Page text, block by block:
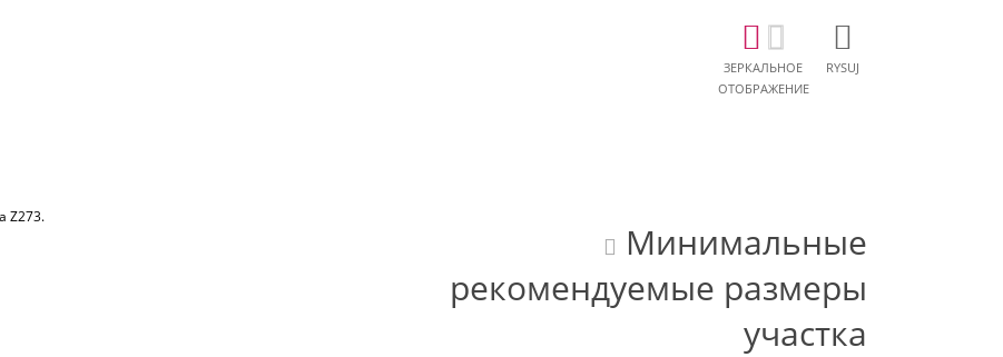
ЗЕРКАЛЬНОЕ
ОТОБРАЖЕНИЕ
RYSUJ
Минимальные
рекомендуемые размеры
участка